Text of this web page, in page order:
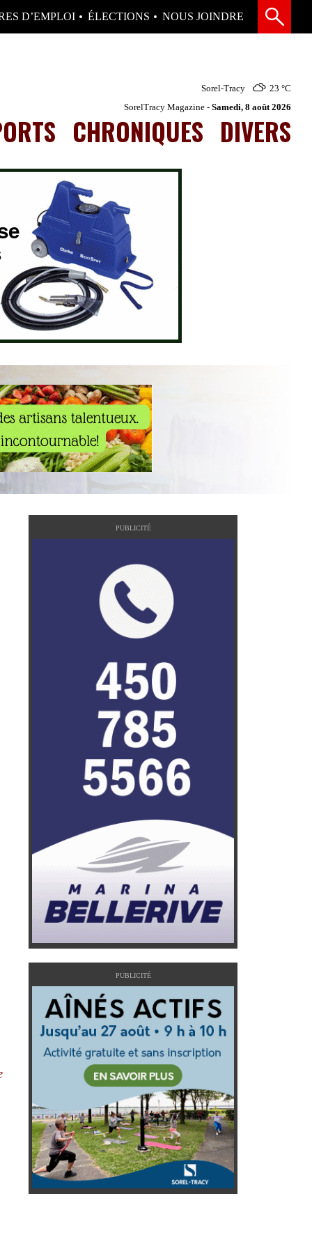
D’EMPLOI ÉLECTIONS NOUS JOINDRE
Sorel-Tracy 23 °C
SorelTracy Magazine - Samedi, 8 août 2026
CHRONIQUES DIVERS
PUBLICITÉ
PUBLICITÉ